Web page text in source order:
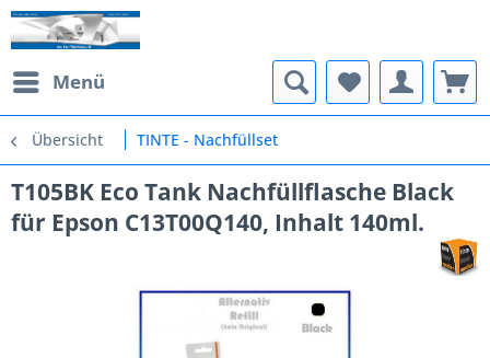
Menü
Übersicht TINTE - Nachfüllset
T105BK Eco Tank Nachfüllflasche Black
für Epson C13T00Q140, Inhalt 140ml.